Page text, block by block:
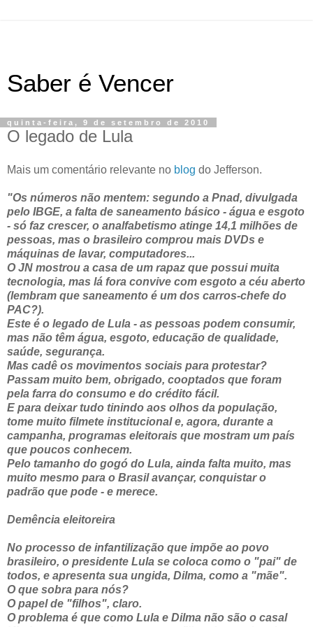
Saber é Vencer
quinta-feira, 9 de setembro de 2010
O legado de Lula
Mais um comentário relevante no blog do Jefferson.
"Os números não mentem: segundo a Pnad, divulgada
pelo IBGE, a falta de saneamento básico - água e esgoto
- só faz crescer, o analfabetismo atinge 14,1 milhões de
pessoas, mas o brasileiro comprou mais DVDs e
máquinas de lavar, computadores...
O JN mostrou a casa de um rapaz que possui muita
tecnologia, mas lá fora convive com esgoto a céu aberto
(lembram que saneamento é um dos carros-chefe do
PAC?).
Este é o legado de Lula - as pessoas podem consumir,
mas não têm água, esgoto, educação de qualidade,
saúde, segurança.
Mas cadê os movimentos sociais para protestar?
Passam muito bem, obrigado, cooptados que foram
pela farra do consumo e do crédito fácil.
E para deixar tudo tinindo aos olhos da população,
tome muito filmete institucional e, agora, durante a
campanha, programas eleitorais que mostram um país
que poucos conhecem.
Pelo tamanho do gogó do Lula, ainda falta muito, mas
muito mesmo para o Brasil avançar, conquistar o
padrão que pode - e merece.
Demência eleitoreira
No processo de infantilização que impõe ao povo
brasileiro, o presidente Lula se coloca como o "pai" de
todos, e apresenta sua ungida, Dilma, como a "mãe".
O que sobra para nós?
O papel de "filhos", claro.
O problema é que como Lula e Dilma não são o casal